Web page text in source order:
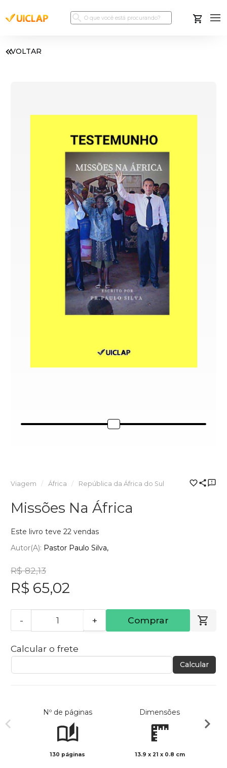
VOLTAR
Viagem África República da África do Sul
Missões Na África
Este livro teve 22 vendas
Autor(a): Pastor Paulo Silva,
R$ 82,13
R$ 65,02
- + Comprar
Calcular o frete
Calcular
Nº de páginas
130 páginas
Dimensões
13.9 x 21 x 0.8 cm